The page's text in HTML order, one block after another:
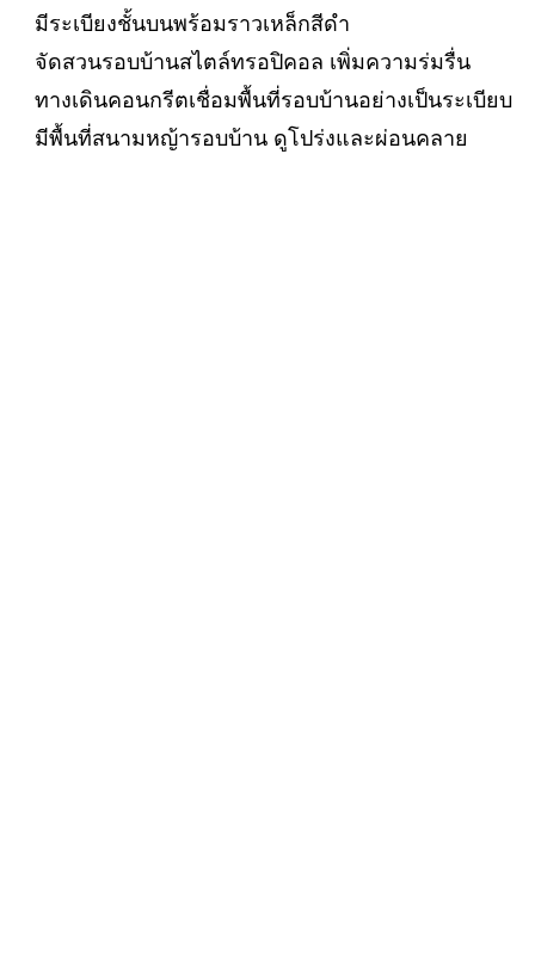
มีระเบียงชั้นบนพร้อมราวเหล็กสีดำ
จัดสวนรอบบ้านสไตล์ทรอปิคอล เพิ่มความร่มรื่น
ทางเดินคอนกรีตเชื่อมพื้นที่รอบบ้านอย่างเป็นระเบียบ
มีพื้นที่สนามหญ้ารอบบ้าน ดูโปร่งและผ่อนคลาย